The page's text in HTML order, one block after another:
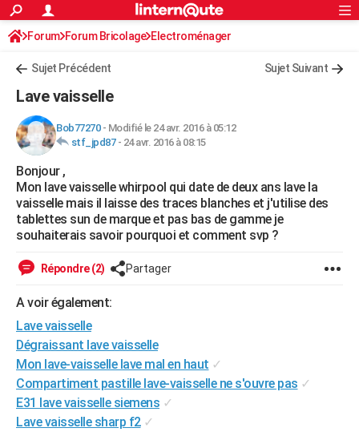
ACTUALITÉS
Politique
Société
Faits Divers
Education
Monde
Villes
+
FINANCE
Retraite
Impôts
Epargne
Immobilier
Risques naturels par ville
Banque
Assurance
Crédit
AUTO
Essais
Réserver un essai
Citadines
Berlines
SUV
Forum auto
+HIGH-TECH
Mobiles
Meilleur smartphone
Internet
Ordinateurs
Jeux vidéo
Guide high-tech
+BRICOLAGE
Forum
Aménagement intérieur
Extérieur
Cuisine
Salle de bains
Jardinage
Rangement
Guides de France
Escapades
Patrimoine
Expositions
Musées
Week-end nature
Art de vivre
Bien-être
Loisirs
Mode
Modes de vie
Alimentation
Guide de la santé
Maladies
Médicaments
Sommeil
VOYAGE
PHOTO
GUIDES D'ACHAT
S'inscrire
Connexion
Forum Forum Bricolage Electroménager
Sujet Précédent Sujet Suivant
Lave vaisselle
Bob77270- Modifié le 24 avr. 2016 à 05:12
stf_jpd87- 24 avr. 2016 à 08:15
Bonjour ,
Mon lave vaisselle whirpool qui date de deux ans lave la
vaisselle mais il laisse des traces blanches et j'utilise des
tablettes sun de marque et pas bas de gamme je
souhaiterais savoir pourquoi et comment svp ?
Répondre (2) Partager
A voir également:
Lave vaisselle
Dégraissant lave vaisselle
Mon lave-vaisselle lave mal en haut ✓
Compartiment pastille lave-vaisselle ne s'ouvre pas ✓
E31 lave vaisselle siemens ✓
Lave vaisselle sharp f2 ✓